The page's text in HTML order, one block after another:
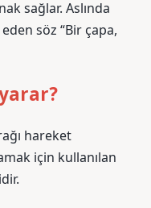
sağlar. Aslında
söz “Bir çapa,
hareket
için kullanılan